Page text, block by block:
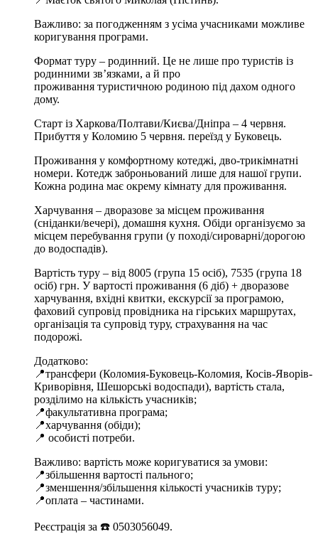
Важливо: за погодженням з усіма учасниками можливе
коригування програми.
Формат туру – родинний. Це не лише про туристів із
родинними зв’язками, а й про
проживання туристичною родиною під дахом одного
дому.
Старт із Харкова/Полтави/Києва/Дніпра – 4 червня.
Прибуття у Коломию 5 червня. переїзд у Буковець.
Проживання у комфортному котеджі, дво-трикімнатні
номери. Котедж заброньований лише для нашої групи.
Кожна родина має окрему кімнату для проживання.
Харчування – дворазове за місцем проживання
(сніданки/вечері), домашня кухня. Обіди організуємо за
місцем перебування групи (у поході/сироварні/дорогою
до водоспадів).
Вартість туру – від 8005 (група 15 осіб), 7535 (група 18
осіб) грн. У вартості проживання (6 діб) + дворазове
харчування, вхідні квитки, екскурсії за програмою,
фаховий супровід провідника на гірських маршрутах,
організація та супровід туру, страхування на час
подорожі.
Додатково:
📍трансфери (Коломия-Буковець-Коломия, Косів-Яворів-
Криворівня, Шешорські водоспади), вартість стала,
розділимо на кількість учасників;
📍факультативна програма;
📍харчування (обіди);
📍 особисті потреби.
Важливо: вартість може коригуватися за умови:
📍збільшення вартості пального;
📍зменшення/збільшення кількості учасників туру;
📍оплата – частинами.
Реєстрація за ☎️ 0503056049.